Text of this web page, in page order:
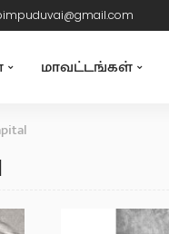
மாவட்டங்கள்